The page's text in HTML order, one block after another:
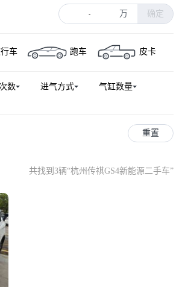
传祺GS4 COUPE
- 万 确定
车 跑车 皮卡
数 进气方式 气缸数量
重置
共找到3辆“杭州传祺GS4新能源二手车”